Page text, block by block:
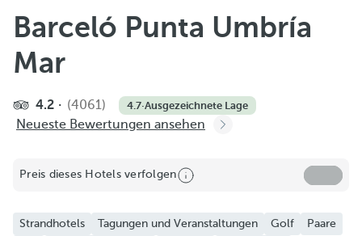
Weitere Fotos und Videos anzeigen
Barceló Punta Umbría
Mar
4.2 (4061) 4.7·Ausgezeichnete Lage
Neueste Bewertungen ansehen
Preis dieses Hotels verfolgen
Strandhotels Tagungen und Veranstaltungen Golf
Paare